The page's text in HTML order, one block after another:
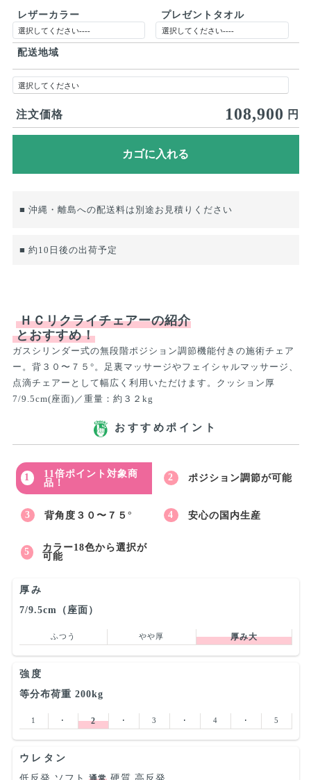
レザーカラー プレゼントタオル
配送地域
注文価格 108,900 円
■ 沖縄・離島への配送料は別途お見積りください
■ 約10日後の出荷予定
ＨＣリクライチェアーの紹介
とおすすめ！
ガスシリンダー式の無段階ポジション調節機能付きの施術チェア
ー。背３０〜７５°。足裏マッサージやフェイシャルマッサージ、
点滴チェアーとして幅広く利用いただけます。クッション厚
7/9.5cm(座面)／重量：約３２kg
おすすめポイント
11倍ポイント対象商
品！
ポジション調節が可能
背角度３０〜７５° 安心の国内生産
カラー18色から選択が
可能
厚み
7/9.5cm（座面）
ふつう やや厚 厚み大
強度
等分布荷重 200kg
1 ･ 2 ･ 3 ･ 4 ･ 5
ウレタン